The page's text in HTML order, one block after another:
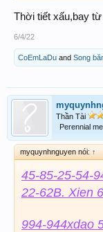
Thời tiết xấu,bay
6/4/22
CoEmLaDu and Song
Thần Tài
Perennial
myquynhnguyen nói: ↑
45-85-25-54-
22-62B. Xien
994-944xdao